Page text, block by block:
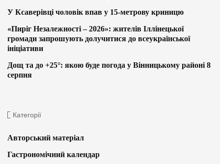
У Ксаверівці чоловік впав у 15-метрову криницю
«Пиріг Незалежності – 2026»: жителів Іллінецької
громади запрошують долучитися до всеукраїнської
ініціативи
Дощ та до +25°: якою буде погода у Вінницькому районі 8
серпня
Категорії
Авторський матеріал
Гастрономічний календар